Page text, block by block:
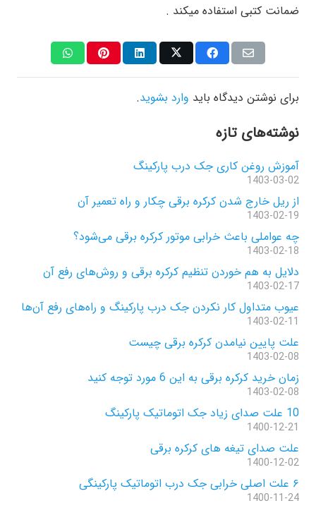
ضمانت کتبی استفاده میکند .
برای نوشتن دیدگاه باید وارد بشوید.
نوشته‌های تازه
آموزش روغن کاری جک درب پارکینگ
1403-03-02
از ریل خارج شدن کرکره برقی چکار و راه تعمیر آن
1403-02-19
چه عواملی باعث خرابی موتور کرکره برقی می‌شود؟
1403-02-18
دلایل به هم خوردن تنظیم کرکره برقی و روش‌های رفع آن
1403-02-17
عیوب متداول کار نکردن جک درب پارکینگ و راه‌های رفع آن‌ها
1403-02-11
علت پایین نیامدن کرکره برقی چیست
1403-02-08
زمان خرید کرکره برقی به این 6 مورد توجه کنید
1403-02-08
10 علت صدای زیاد جک اتوماتیک پارکینگ
1400-12-21
علت صدای تیغه های کرکره برقی
1400-12-02
۶ علت اصلی خرابی جک درب اتوماتیک پارکینگی
1400-11-24